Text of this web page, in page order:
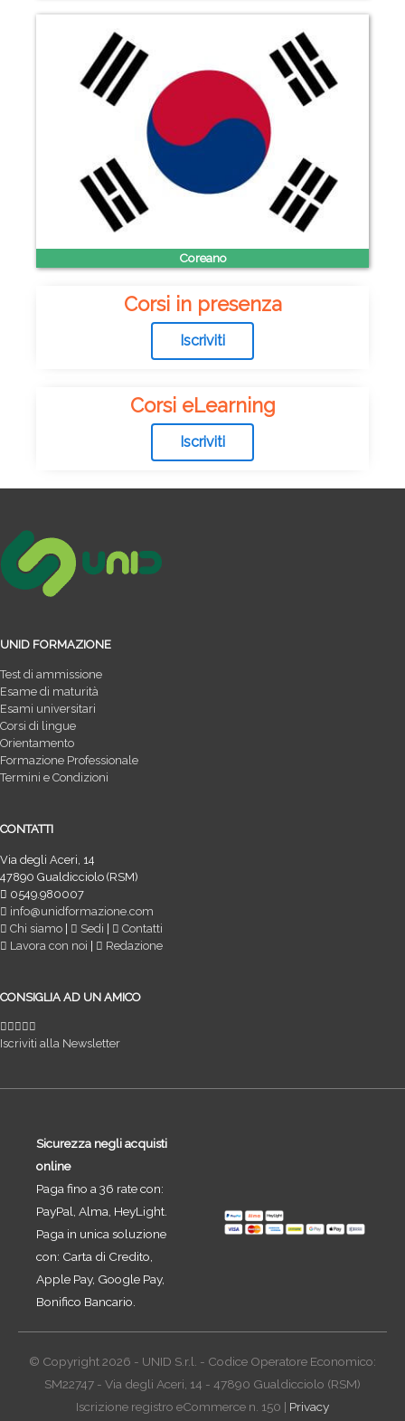
Coreano
Corsi in presenza
Iscriviti
Corsi eLearning
Iscriviti
UNID FORMAZIONE
Test di ammissione
Esame di maturità
Esami universitari
Corsi di lingue
Orientamento
Formazione Professionale
Termini e Condizioni
CONTATTI
Via degli Aceri, 14
47890 Gualdicciolo (RSM)
0549.980007
info@unidformazione.com
Chi siamo
Sedi
Contatti
Lavora con noi
Redazione
CONSIGLIA AD UN AMICO
Iscriviti alla Newsletter
Sicurezza negli acquisti
online
Paga fino a 36 rate con:
PayPal, Alma, HeyLight.
Paga in unica soluzione
con: Carta di Credito,
Apple Pay, Google Pay,
Bonifico Bancario.
© Copyright 2026 - UNID S.r.l. - Codice Operatore Economico:
SM22747 - Via degli Aceri, 14 - 47890 Gualdicciolo (RSM)
Iscrizione registro eCommerce n. 150 | Privacy